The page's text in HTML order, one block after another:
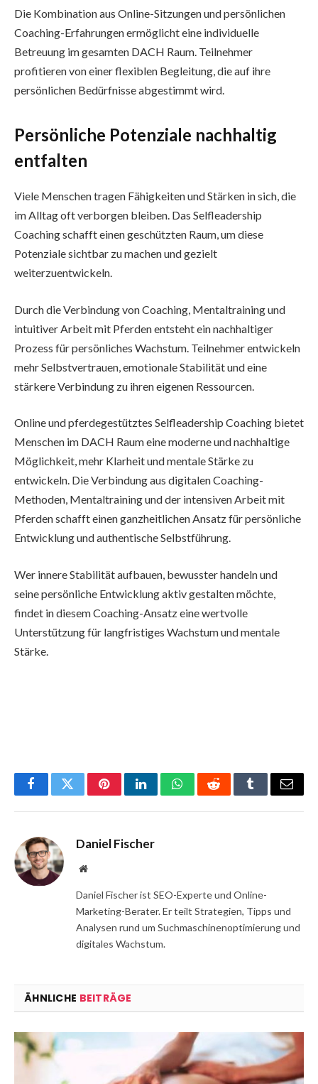
Die Kombination aus Online-Sitzungen und persönlichen
Coaching-Erfahrungen ermöglicht eine individuelle
Betreuung im gesamten DACH Raum. Teilnehmer
profitieren von einer flexiblen Begleitung, die auf ihre
persönlichen Bedürfnisse abgestimmt wird.
Persönliche Potenziale nachhaltig
entfalten
Viele Menschen tragen Fähigkeiten und Stärken in sich, die
im Alltag oft verborgen bleiben. Das Selfleadership
Coaching schafft einen geschützten Raum, um diese
Potenziale sichtbar zu machen und gezielt
weiterzuentwickeln.
Durch die Verbindung von Coaching, Mentaltraining und
intuitiver Arbeit mit Pferden entsteht ein nachhaltiger
Prozess für persönliches Wachstum. Teilnehmer entwickeln
mehr Selbstvertrauen, emotionale Stabilität und eine
stärkere Verbindung zu ihren eigenen Ressourcen.
Online und pferdegestütztes Selfleadership Coaching bietet
Menschen im DACH Raum eine moderne und nachhaltige
Möglichkeit, mehr Klarheit und mentale Stärke zu
entwickeln. Die Verbindung aus digitalen Coaching-
Methoden, Mentaltraining und der intensiven Arbeit mit
Pferden schafft einen ganzheitlichen Ansatz für persönliche
Entwicklung und authentische Selbstführung.
Wer innere Stabilität aufbauen, bewusster handeln und
seine persönliche Entwicklung aktiv gestalten möchte,
findet in diesem Coaching-Ansatz eine wertvolle
Unterstützung für langfristiges Wachstum und mentale
Stärke.
FacebookTwitterPinterestLinkedInWhatsAppRedditTumblrEmail
Daniel Fischer
Website
Daniel Fischer ist SEO-Experte und Online-
Marketing-Berater. Er teilt Strategien, Tipps und
Analysen rund um Suchmaschinenoptimierung und
digitales Wachstum.
ÄHNLICHE BEITRÄGE